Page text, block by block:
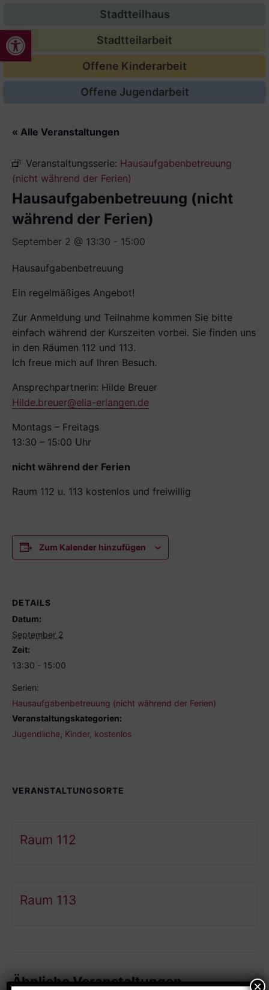
Werkzeugleiste öffnen
Stadtteilhaus
Stadtteilarbeit
Offene Kinderarbeit
Offene Jugendarbeit
« Alle Veranstaltungen
Veranstaltungsserie: Hausaufgabenbetreuung
(nicht während der Ferien)
Hausaufgabenbetreuung (nicht
während der Ferien)
September 2 @ 13:30 - 15:00
Hausaufgabenbetreuung
Ein regelmäßiges Angebot!
Zur Anmeldung und Teilnahme kommen Sie bitte
einfach während der Kurszeiten vorbei. Sie finden uns
in den Räumen 112 und 113.
Ich freue mich auf Ihren Besuch.
Ansprechpartnerin: Hilde Breuer
Hilde.breuer@elia-erlangen.de
Montags – Freitags
13:30 – 15:00 Uhr
nicht während der Ferien
Raum 112 u. 113 kostenlos und freiwillig
Zum Kalender hinzufügen
DETAILS
Datum:
September 2
Zeit:
13:30 - 15:00
Serien:
Hausaufgabenbetreuung (nicht während der Ferien)
Veranstaltungskategorien:
Jugendliche Kinder, kostenlos
VERANSTALTUNGSORTE
Raum 112
Raum 113
Ähnliche Veranstaltungen